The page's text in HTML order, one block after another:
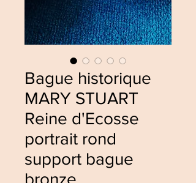
Bague historique
MARY STUART
Reine d'Ecosse
portrait rond
support bague
bronze